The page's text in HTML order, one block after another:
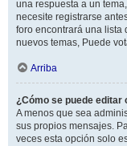
una respuesta a un
necesite registrarse
foro encontrará una lista
nuevos temas, Puede
Arriba
¿Cómo se puede editar
A menos que sea
sus propios mensajes.
veces esta opción solo